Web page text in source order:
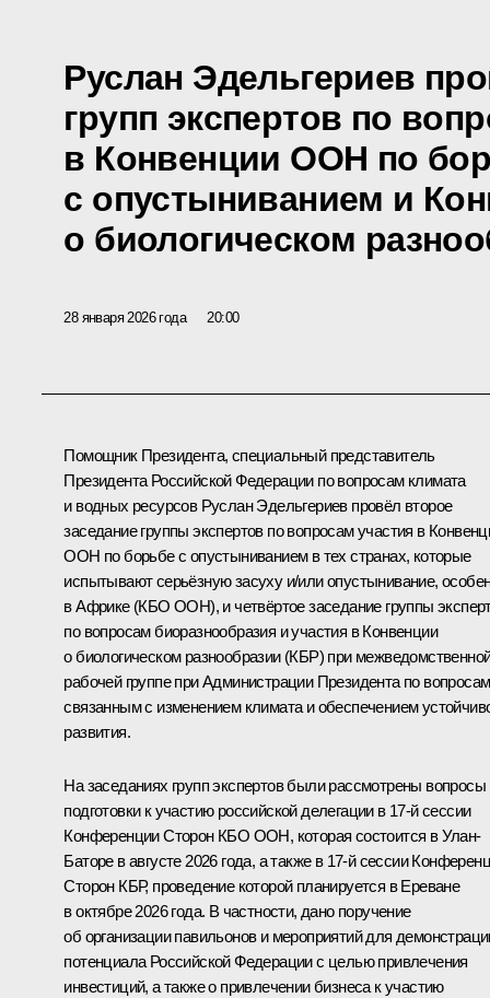
Руслан Эдельгериев
групп экспертов по
в Конвенции ООН по
с опустыниванием и
о биологическом
28 января 2026 года 20:00
Помощник Президента, специальный представитель
Президента Российской Федерации по вопросам климата
и водных ресурсов Руслан Эдельгериевпровёл второе
заседание группы экспертов по вопросам участия в
ООН по борьбе с опустыниванием в тех странах, которые
испытывают серьёзную засуху и/или опустынивание,
в Африке (КБО ООН), и четвёртое заседание группы
по вопросам биоразнообразия и участия в Конвенции
о биологическом разнообразии (КБР) при
рабочей группе при Администрации Президента по
связанным с изменением климата и обеспечением
развития.
На заседаниях групп экспертов были рассмотрены вопросы
подготовки к участию российской делегации в 17-й сессии
Конференции Сторон КБО ООН, которая состоится в Улан-
Баторе в августе 2026 года, а также в 17-й сессии
Сторон КБР, проведение которой планируется в Ереване
в октябре 2026 года. В частности, дано поручение
об организации павильонов и мероприятий для
потенциала Российской Федерации с целью привлечения
инвестиций, а также о привлечении бизнеса к участию